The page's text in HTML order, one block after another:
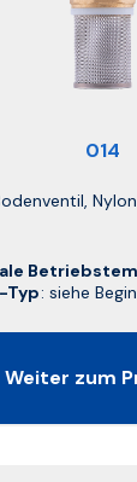
014
Typ: siehe
Weiter zum